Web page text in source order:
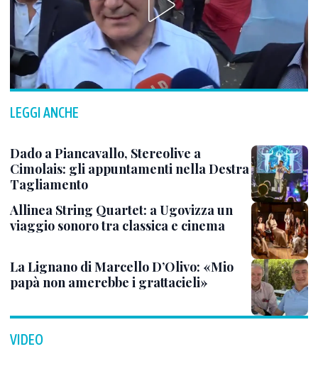
LEGGI ANCHE
Dado a Piancavallo, Stereolive a
Cimolais: gli appuntamenti nella Destra
Tagliamento
Allinea String Quartet: a Ugovizza un
viaggio sonoro tra classica e cinema
La Lignano di Marcello D’Olivo: «Mio
papà non amerebbe i grattacieli»
VIDEO